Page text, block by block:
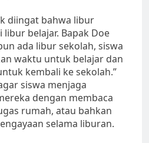
diingat bahwa libur
belajar. Bapak Doe
ada libur sekolah, siswa
waktu untuk belajar dan
kembali ke sekolah.”
siswa menjaga
dengan membaca
rumah, atau bahkan
selama liburan.